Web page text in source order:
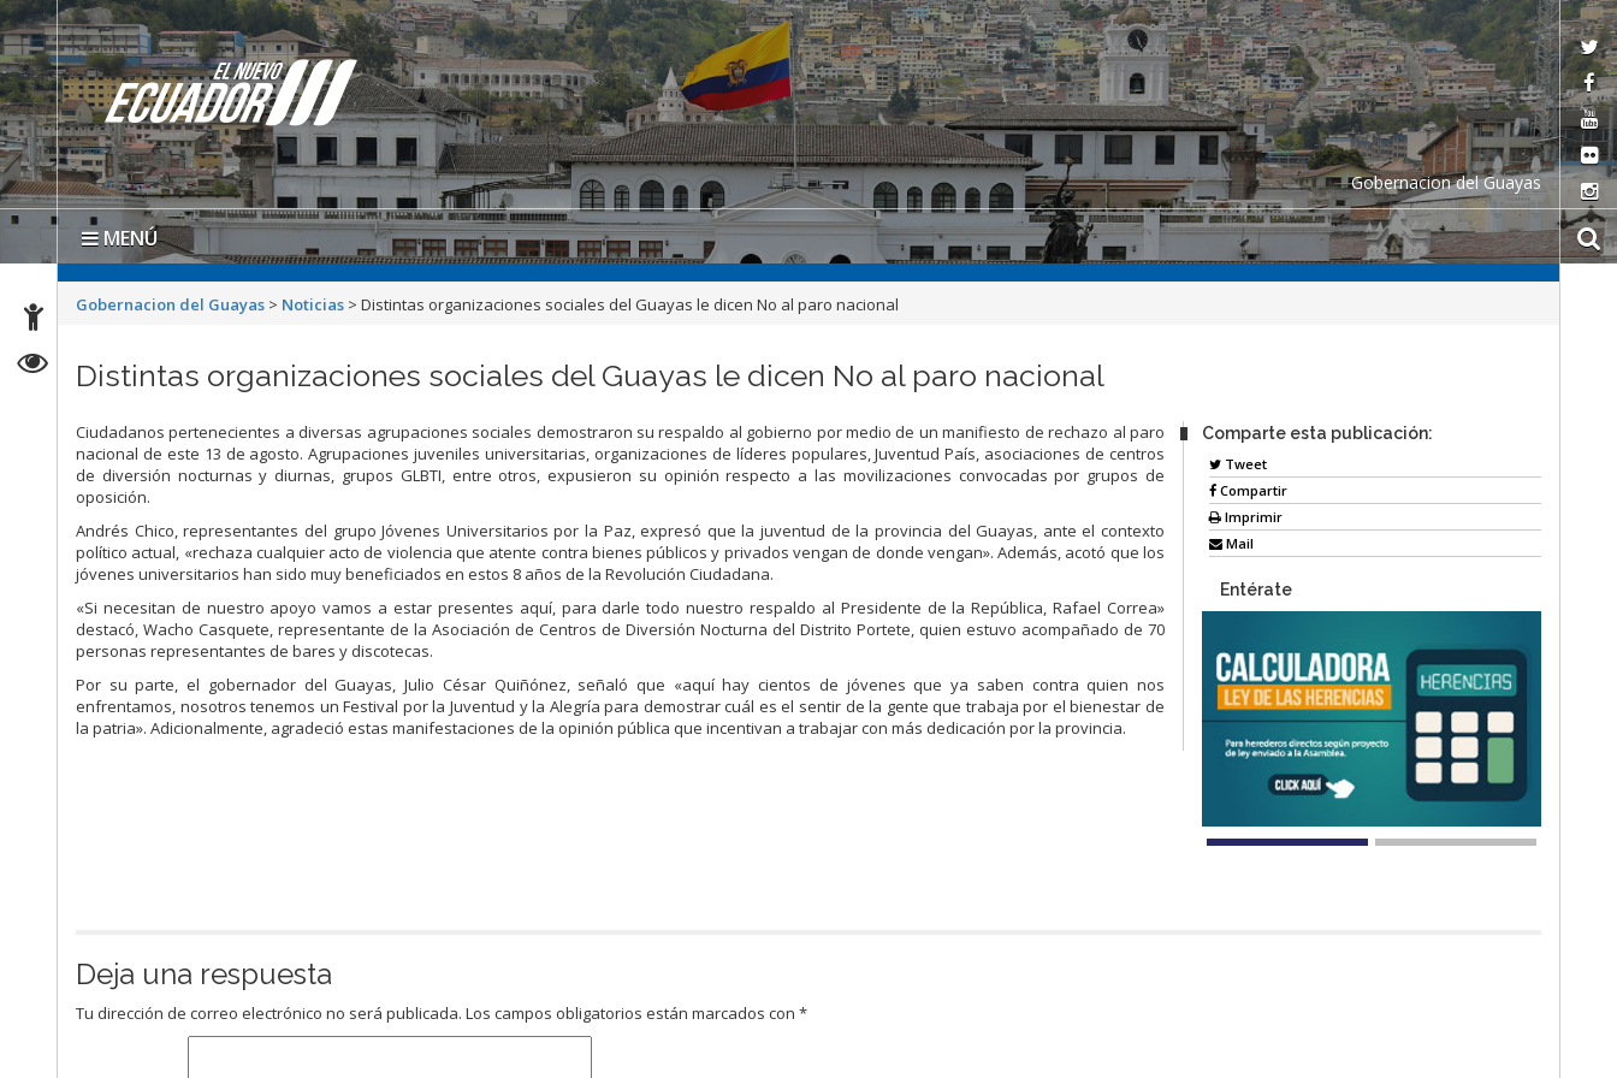
Gobernacion del Guayas
MENÚ
Gobernacion del Guayas > Noticias >Distintas organizaciones sociales del Guayas le dicen No al paro nacional
Distintas organizaciones sociales del Guayas le dicen No al paro nacional
Ciudadanos pertenecientes a diversas agrupaciones sociales demostraron su respaldo al gobierno por medio de un manifiesto de rechazo al paro
nacional de este 13 de agosto. Agrupaciones juveniles universitarias, organizaciones de líderes populares, Juventud País, asociaciones de centros
de diversión nocturnas y diurnas, grupos GLBTI, entre otros, expusieron su opinión respecto a las movilizaciones convocadas por grupos de
oposición.
Andrés Chico, representantes del grupo Jóvenes Universitarios por la Paz, expresó que la juventud de la provincia del Guayas, ante el contexto
político actual, «rechaza cualquier acto de violencia que atente contra bienes públicos y privados vengan de donde vengan». Además, acotó que los
jóvenes universitarios han sido muy beneficiados en estos 8 años de la Revolución Ciudadana.
«Si necesitan de nuestro apoyo vamos a estar presentes aquí, para darle todo nuestro respaldo al Presidente de la República, Rafael Correa»
destacó, Wacho Casquete, representante de la Asociación de Centros de Diversión Nocturna del Distrito Portete, quien estuvo acompañado de 70
personas representantes de bares y discotecas.
Por su parte, el gobernador del Guayas, Julio César Quiñónez, señaló que «aquí hay cientos de jóvenes que ya saben contra quien nos
enfrentamos, nosotros tenemos un Festival por la Juventud y la Alegría para demostrar cuál es el sentir de la gente que trabaja por el bienestar de
la patria». Adicionalmente, agradeció estas manifestaciones de la opinión pública que incentivan a trabajar con más dedicación por la provincia.
Comparte esta publicación:
Tweet
Compartir
Imprimir
Mail
Entérate
Deja una respuesta
Tu dirección de correo electrónico no será publicada. Los campos obligatorios están marcados con*